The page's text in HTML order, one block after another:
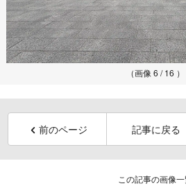
（画像 6 / 16 ）
前のページ 記事に戻る
この記事の画像